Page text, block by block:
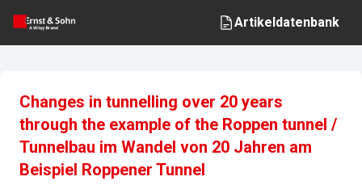
Artikeldatenbank
Changes in tunnelling over 20 years
through the example of the Roppen tunnel /
Tunnelbau im Wandel von 20 Jahren am
Beispiel Roppener Tunnel